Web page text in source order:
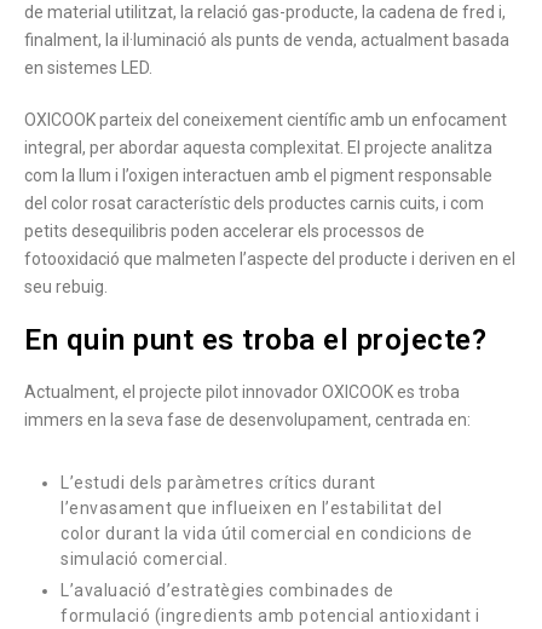
de material utilitzat, la relació gas-producte, la cadena de fred i,
finalment, la il·luminació als punts de venda, actualment basada
en sistemes LED.
OXICOOK parteix del coneixement científic amb un enfocament
integral, per abordar aquesta complexitat. El projecte analitza
com la llum i l’oxigen interactuen amb el pigment responsable
del color rosat característic dels productes carnis cuits, i com
petits desequilibris poden accelerar els processos de
fotooxidació que malmeten l’aspecte del producte i deriven en el
seu rebuig.
En quin punt es troba el projecte?
Actualment, el projecte pilot innovador OXICOOK es troba
immers en la seva fase de desenvolupament, centrada en:
L’estudi dels paràmetres crítics durant
l’envasament que influeixen en l’estabilitat del
color durant la vida útil comercial en condicions de
simulació comercial.
L’avaluació d’estratègies combinades de
formulació (ingredients amb potencial antioxidant i